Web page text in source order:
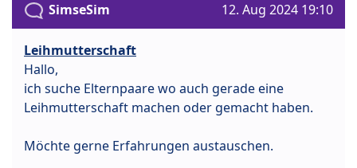
SimseSim 12. Aug 2024 19:10
Leihmutterschaft
Hallo,
ich suche Elternpaare wo auch gerade eine
Leihmutterschaft machen oder gemacht haben.
Möchte gerne Erfahrungen austauschen.